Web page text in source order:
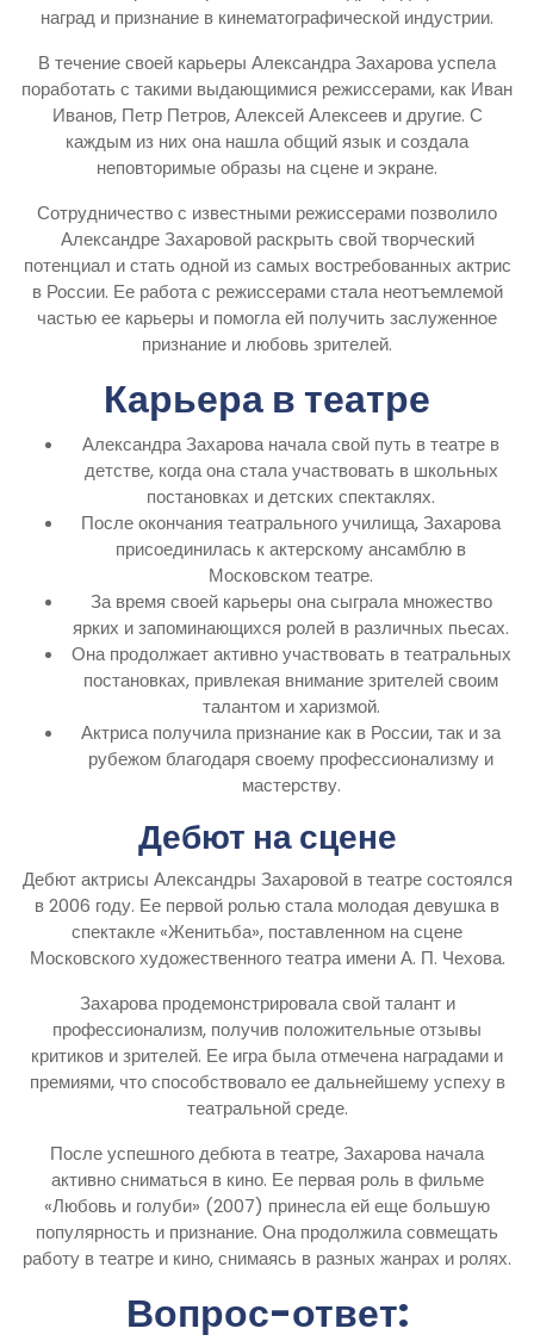
наград и признание в кинематографической индустрии.
В течение своей карьеры Александра Захарова успела
поработать с такими выдающимися режиссерами, как Иван
Иванов, Петр Петров, Алексей Алексеев и другие. С
каждым из них она нашла общий язык и создала
неповторимые образы на сцене и экране.
Сотрудничество с известными режиссерами позволило
Александре Захаровой раскрыть свой творческий
потенциал и стать одной из самых востребованных актрис
в России. Ее работа с режиссерами стала неотъемлемой
частью ее карьеры и помогла ей получить заслуженное
признание и любовь зрителей.
Карьера в театре
Александра Захарова начала свой путь в театре в
детстве, когда она стала участвовать в школьных
постановках и детских спектаклях.
После окончания театрального училища, Захарова
присоединилась к актерскому ансамблю в
Московском театре.
За время своей карьеры она сыграла множество
ярких и запоминающихся ролей в различных пьесах.
Она продолжает активно участвовать в театральных
постановках, привлекая внимание зрителей своим
талантом и харизмой.
Актриса получила признание как в России, так и за
рубежом благодаря своему профессионализму и
мастерству.
Дебют на сцене
Дебют актрисы Александры Захаровой в театре состоялся
в 2006 году. Ее первой ролью стала молодая девушка в
спектакле «Женитьба», поставленном на сцене
Московского художественного театра имени А. П. Чехова.
Захарова продемонстрировала свой талант и
профессионализм, получив положительные отзывы
критиков и зрителей. Ее игра была отмечена наградами и
премиями, что способствовало ее дальнейшему успеху в
театральной среде.
После успешного дебюта в театре, Захарова начала
активно сниматься в кино. Ее первая роль в фильме
«Любовь и голуби» (2007) принесла ей еще большую
популярность и признание. Она продолжила совмещать
работу в театре и кино, снимаясь в разных жанрах и ролях.
Вопрос-ответ: